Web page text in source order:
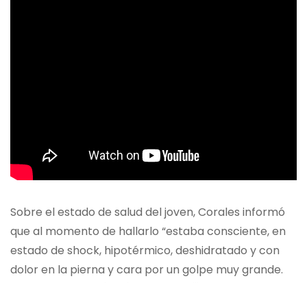
Sobre el estado de salud del joven, Corales informó
que al momento de hallarlo “estaba consciente, en
estado de shock, hipotérmico, deshidratado y con
dolor en la pierna y cara por un golpe muy grande.